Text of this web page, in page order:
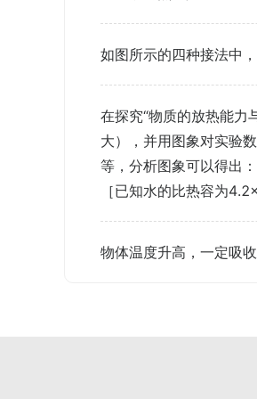
如图所示的四种接法中
在探究“物质的放热能力
大），并用图象对实验
等，分析图象可以得出：
［已知水的比热容为
物体温度升高，一定吸收